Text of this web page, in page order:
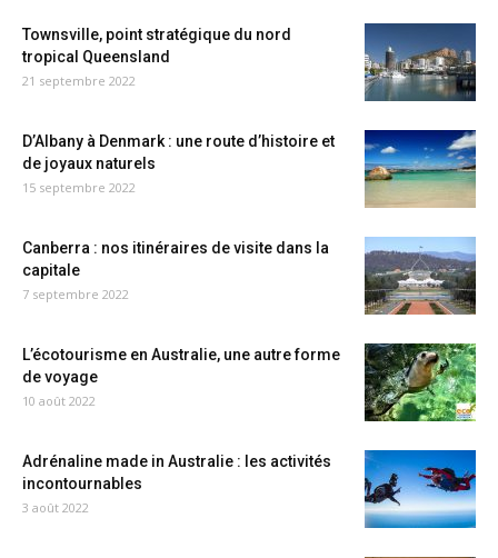
Townsville, point stratégique du nord
tropical Queensland
21 septembre 2022
D’Albany à Denmark : une route d’histoire et
de joyaux naturels
15 septembre 2022
Canberra : nos itinéraires de visite dans la
capitale
7 septembre 2022
L’écotourisme en Australie, une autre forme
de voyage
10 août 2022
Adrénaline made in Australie : les activités
incontournables
3 août 2022